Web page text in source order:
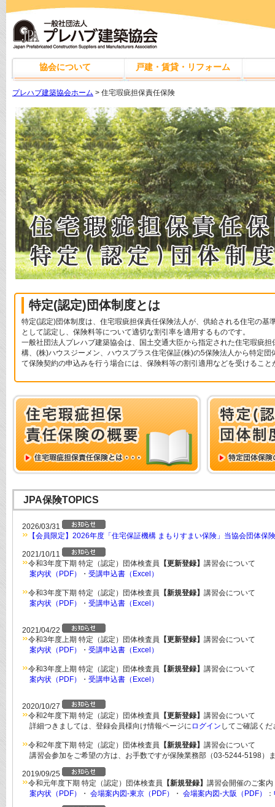
協会について 戸建・賃貸・リフォーム
プレハブ建築協会ホーム > 住宅瑕疵担保責任保険
特定(認定)団体制度とは
特定(認定)団体制度は、住宅瑕疵担保責任保険法人が、供給される住宅の
として認定し、保険料等について適切な割引率を適用するものです。
一般社団法人プレハブ建築協会は、国土交通大臣から指定された住宅瑕疵
構、(株)ハウスジーメン、ハウスプラス住宅保証(株)の5保険法人から特定
て保険契約の申込みを行う場合には、保険料等の割引適用などを受けること
JPA保険TOPICS
2026/03/31
【会員限定】2026年度「住宅保証機構 まもりすまい保険」当協会団体保
2021/10/11
令和3年度下期 特定（認定）団体検査員 【更新登録】 講習会について
案内状（PDF）
・ 受講申込書（Excel）
令和3年度下期 特定（認定）団体検査員 【新規登録】 講習会について
案内状（PDF）
・ 受講申込書（Excel）
2021/04/22
令和3年度上期 特定（認定）団体検査員 【更新登録】 講習会について
案内状（PDF）
・ 受講申込書（Excel）
令和3年度上期 特定（認定）団体検査員 【新規登録】 講習会について
案内状（PDF）
・ 受講申込書（Excel）
2020/10/27
令和2年度下期 特定（認定）団体検査員 【更新登録】 講習会について
詳細つきましては、登録会員様向け情報ページに ログイン してご確認くだ
令和2年度下期 特定（認定）団体検査員 【新規登録】 講習会について
講習会参加をご希望の方は、お手数ですが保険業務部（03-5244-5198）
2019/09/25
令和元年度下期 特定（認定）団体検査員 【新規登録】 講習会開催のご案内
案内状（PDF）
・ 会場案内図-東京（PDF） ・ 会場案内図-大阪（PDF） ：